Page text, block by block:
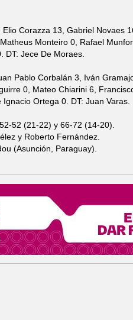
Corazza 13, Gabriel Novaes
Monteiro 0, Rafael
DT: Jece De Moraes.
Pablo Corbalán 3, Iván
0, Mateo Chiarini 6,
Ortega 0. DT: Juan Varas.
52 (21-22) y 66-72 (14-20).
y Roberto Fernández.
(Asunción, Paraguay).